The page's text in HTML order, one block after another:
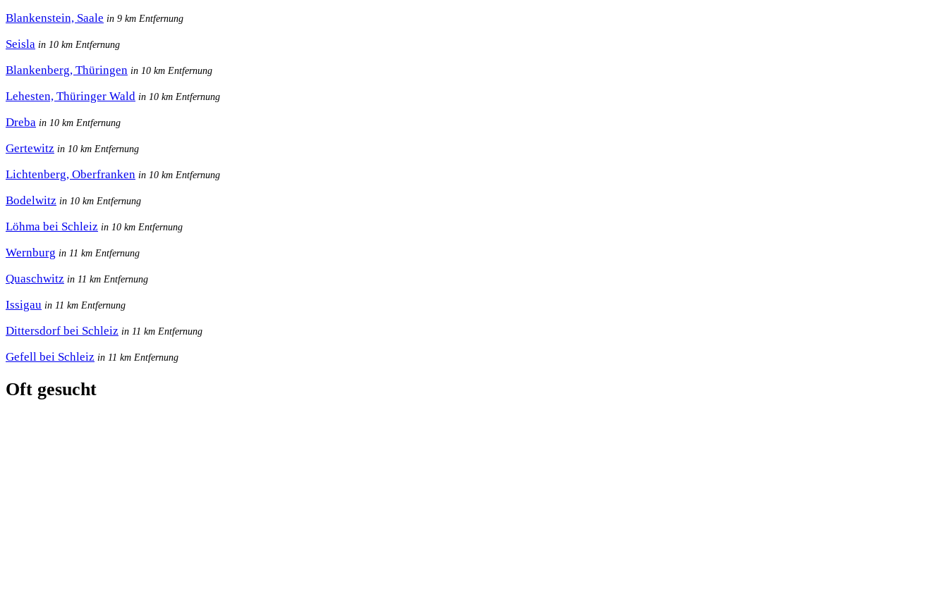
Blankenstein, Saale in 9 km Entfernung
Seisla in 10 km Entfernung
Blankenberg, Thüringen in 10 km Entfernung
Lehesten, Thüringer Wald in 10 km Entfernung
Dreba in 10 km Entfernung
Gertewitz in 10 km Entfernung
Lichtenberg, Oberfranken in 10 km Entfernung
Bodelwitz in 10 km Entfernung
Löhma bei Schleiz in 10 km Entfernung
Wernburg in 11 km Entfernung
Quaschwitz in 11 km Entfernung
Issigau in 11 km Entfernung
Dittersdorf bei Schleiz in 11 km Entfernung
Gefell bei Schleiz in 11 km Entfernung
Oft gesucht